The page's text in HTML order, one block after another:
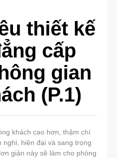
thiết kế
cấp
gian
(P.1)
khách cao hơn, thậm chí
hiện đại và sang trọng
giản này sẽ làm cho phòng